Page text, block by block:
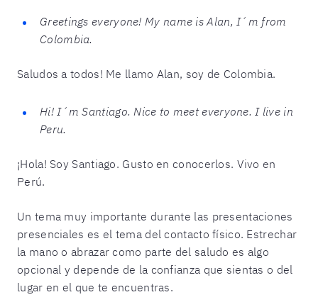
Greetings everyone! My name is Alan, I´m from
Colombia.
Saludos a todos! Me llamo Alan, soy de Colombia.
Hi! I´m Santiago. Nice to meet everyone. I live in
Peru.
¡Hola! Soy Santiago. Gusto en conocerlos. Vivo en
Perú.
Un tema muy importante durante las presentaciones
presenciales es el tema del contacto físico. Estrechar
la mano o abrazar como parte del saludo es algo
opcional y depende de la confianza que sientas o del
lugar en el que te encuentras.